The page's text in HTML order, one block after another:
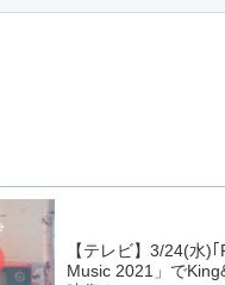
【テレビ】3/24(水)
Music 2021」で